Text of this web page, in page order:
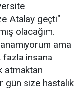
Atalay geçti"
olacağım.
ama
fazla insana
atmaktan
gün size hastalık